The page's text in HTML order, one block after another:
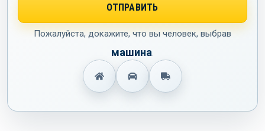
Пожалуйста, докажите, что вы человек, выбрав
машина.